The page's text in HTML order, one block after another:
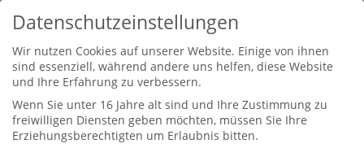
Datenschutzeinstellungen
Wir nutzen Cookies auf unserer Website. Einige von ihnen
sind essenziell, während andere uns helfen, diese Website
und Ihre Erfahrung zu verbessern.
Wenn Sie unter 16 Jahre alt sind und Ihre Zustimmung zu
freiwilligen Diensten geben möchten, müssen Sie Ihre
Erziehungsberechtigten um Erlaubnis bitten.